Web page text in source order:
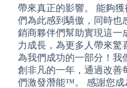
帶來真正的影響。 能夠
們為此感到驕傲，同時也
銷商夥伴們幫助實現這一
力成長，為更多人帶來驚
為我們成功的一部分！我
創非凡的一年，通過改善
們激發潛能™。 感謝您成